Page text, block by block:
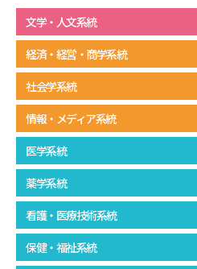
学問のミニ講義「夢ナビ講義」
学問の教科書
ユーザー
Ｑ＆Ａ よくあるご質問
資料の料金の
お支払いについて
テレメール
お支払いサイト
文学・人文系統
経済・経営・商学系統
社会学系統
情報・メディア系統
医学系統
薬学系統
看護・医療技術系統
保健・福祉系統